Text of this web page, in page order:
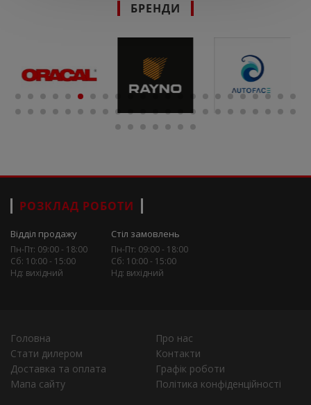
БРЕНДИ
РОЗКЛАД РОБОТИ
Відділ продажу
Пн-Пт: 09:00 - 18:00
Сб: 10:00 - 15:00
Нд: вихідний
Стіл замовлень
Пн-Пт: 09:00 - 18:00
Сб: 10:00 - 15:00
Нд: вихідний
Головна
Про нас
Стати дилером
Контакти
Доставка та оплата
Графік роботи
Мапа сайту
Політика конфіденційності